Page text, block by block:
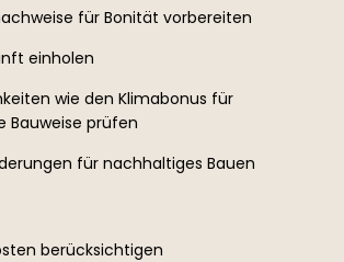
für Bonität vorbereiten
einholen
wie den Klimabonus für
Bauweise prüfen
für nachhaltiges Bauen
berücksichtigen